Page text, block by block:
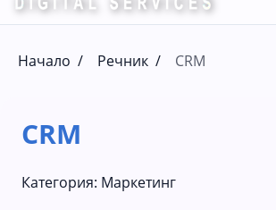
Начало / Речник / CRM
CRM
Категория: Маркетинг